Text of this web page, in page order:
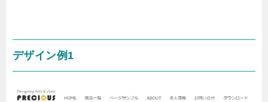
デザイン例1